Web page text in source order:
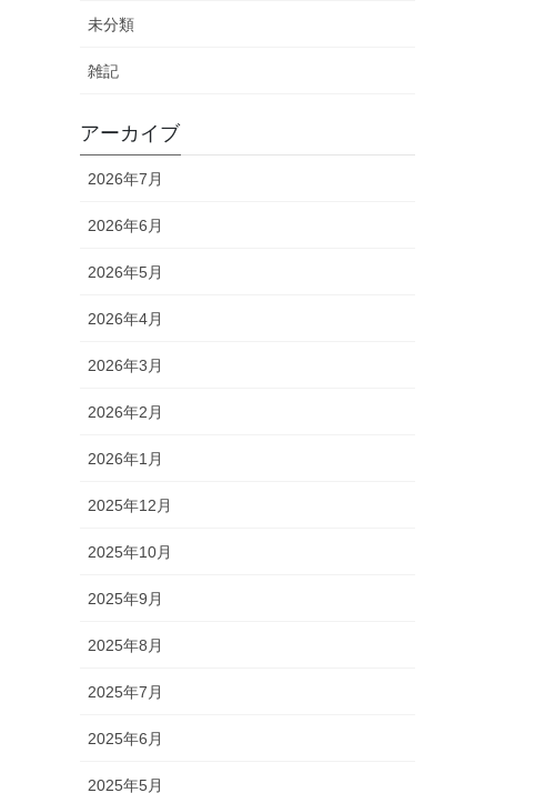
未分類
雑記
アーカイブ
2026年7月
2026年6月
2026年5月
2026年4月
2026年3月
2026年2月
2026年1月
2025年12月
2025年10月
2025年9月
2025年8月
2025年7月
2025年6月
2025年5月